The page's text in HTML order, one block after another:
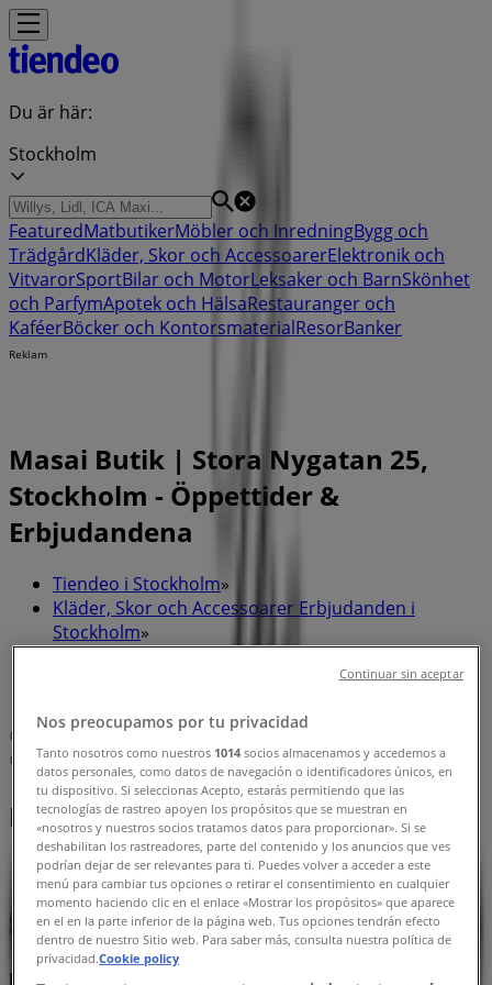
Du är här:
Stockholm
FeaturedMatbutikerMöbler och InredningBygg och
TrädgårdKläder, Skor och AccessoarerElektronik och
VitvarorSportBilar och MotorLeksaker och BarnSkönhet
och ParfymApotek och HälsaRestauranger och
KaféerBöcker och KontorsmaterialResorBanker
Reklam
Masai Butik | Stora Nygatan 25,
Stockholm - Öppettider &
Erbjudandena
Tiendeo i Stockholm»
Kläder, Skor och Accessoarer Erbjudanden i
Stockholm»
Karta
+46 8 10 63 90
Masai Erbjudanden i Stockholm
Masai
Nos preocupamos por tu privacidad
Tanto nosotros como nuestros 1014 socios almacenamos y accedemos a
datos personales, como datos de navegación o identificadores únicos, en
tu dispositivo. Si seleccionas Acepto, estarás permitiendo que las
tecnologías de rastreo apoyen los propósitos que se muestran en
«nosotros y nuestros socios tratamos datos para proporcionar». Si se
deshabilitan los rastreadores, parte del contenido y los anuncios que ves
podrían dejar de ser relevantes para ti. Puedes volver a acceder a este
menú para cambiar tus opciones o retirar el consentimiento en cualquier
momento haciendo clic en el enlace «Mostrar los propósitos» que aparece
en el en la parte inferior de la página web. Tus opciones tendrán efecto
dentro de nuestro Sitio web. Para saber más, consulta nuestra política de
privacidad.Cookie policy
Continuar sin aceptar